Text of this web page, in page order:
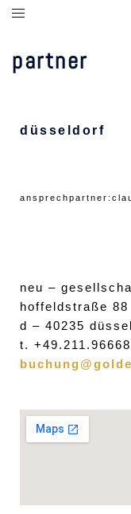
partner
düsseldorf
ansprechpartner:
neu –
hoffeldstraße 88
d – 40235
t.